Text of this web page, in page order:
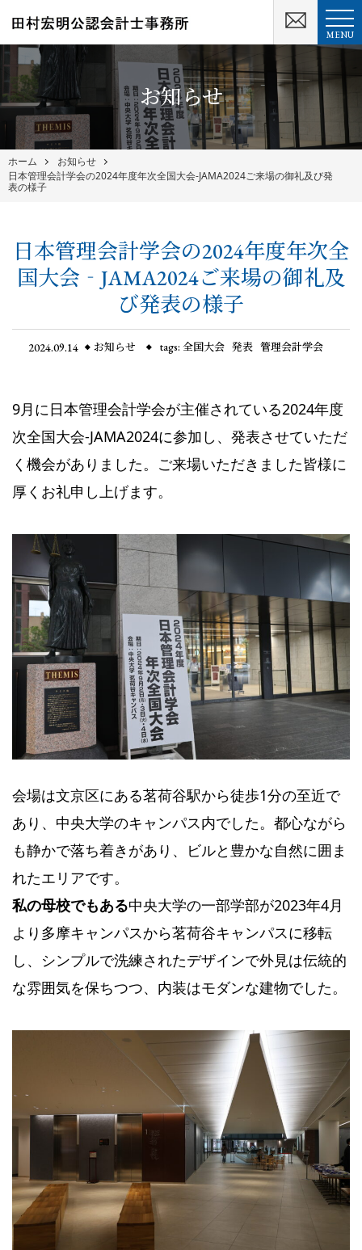
MENU
お知らせ
ホーム
お知らせ
日本管理会計学会の2024年度年次全国大会‐JAMA2024ご来場の御礼及び発
表の様子
日本管理会計学会の2024年度年次全
国大会‐JAMA2024ご来場の御礼及
び発表の様子
2024.09.14 お知らせ tags: 全国大会 発表 管理会計学会
9月に日本管理会計学会が主催されている2024年度
次全国大会‐JAMA2024に参加し、発表させていただ
く機会がありました。ご来場いただきました皆様に
厚くお礼申し上げます。
会場は文京区にある茗荷谷駅から徒歩1分の至近で
あり、中央大学のキャンパス内でした。都心ながら
も静かで落ち着きがあり、ビルと豊かな自然に囲ま
れたエリアです。
私の母校でもある中央大学の一部学部が2023年4月
より多摩キャンパスから茗荷谷キャンパスに移転
し、シンプルで洗練されたデザインで外見は伝統的
な雰囲気を保ちつつ、内装はモダンな建物でした。